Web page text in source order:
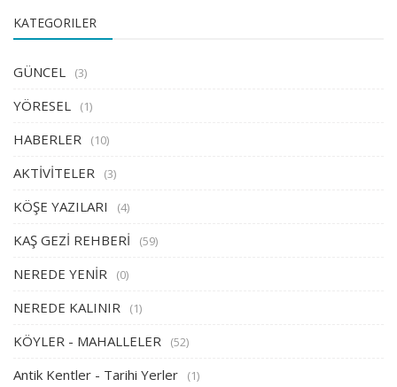
KATEGORILER
GÜNCEL (3)
YÖRESEL (1)
HABERLER (10)
AKTİVİTELER (3)
KÖŞE YAZILARI (4)
KAŞ GEZİ REHBERİ (59)
NEREDE YENİR (0)
NEREDE KALINIR (1)
KÖYLER - MAHALLELER (52)
Antik Kentler - Tarihi Yerler (1)